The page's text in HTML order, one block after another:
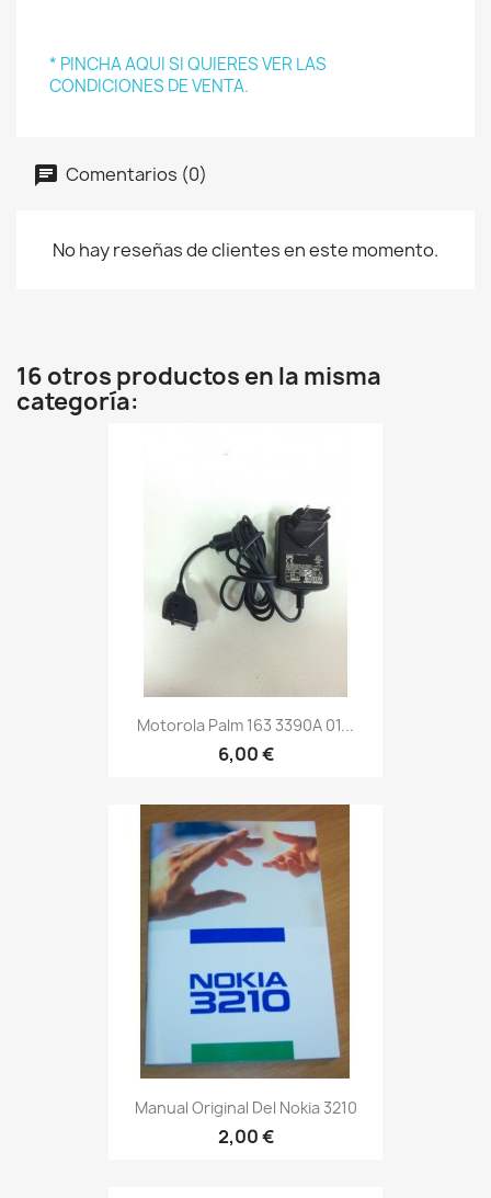
* PINCHA AQUI SI QUIERES VER LAS
CONDICIONES DE VENTA.
Comentarios (0)
No hay reseñas de clientes en este momento.
16 otros productos en la misma
categoría:
Motorola Palm 163 3390A 01...
6,00 €
Manual Original Del Nokia 3210
2,00 €